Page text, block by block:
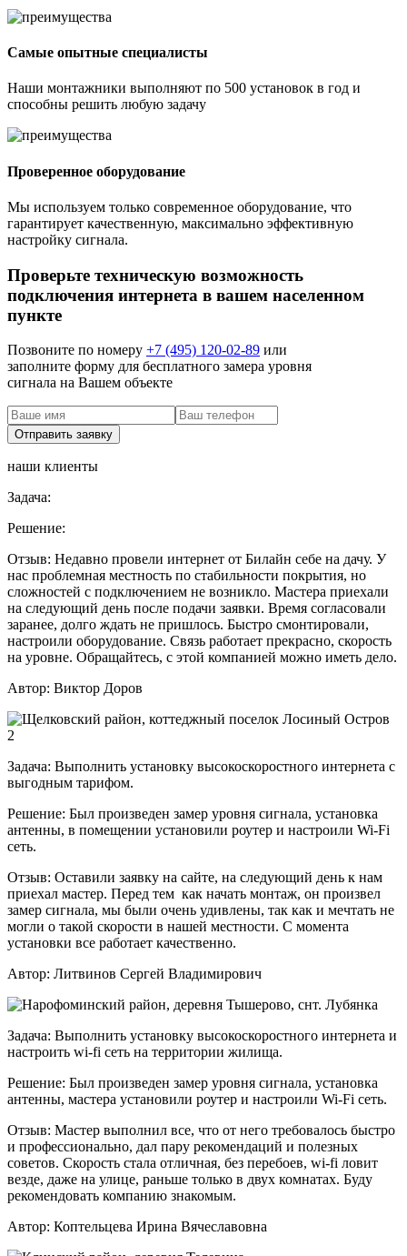
Самые опытные специалисты
Наши монтажники выполняют по 500 установок в год и
способны решить любую задачу
Проверенное оборудование
Мы используем только современное оборудование, что
гарантирует качественную, максимально эффективную
настройку сигнала.
Проверьте техническую возможность
подключения интернета в вашем населенном
пункте
Позвоните по номеру +7 (495) 120-02-89 или
заполните форму для бесплатного замера уровня
сигнала на Вашем объекте
наши клиенты
Задача:
Решение:
Отзыв: Недавно провели интернет от Билайн себе на дачу. У
нас проблемная местность по стабильности покрытия, но
сложностей с подключением не возникло. Мастера приехали
на следующий день после подачи заявки. Время согласовали
заранее, долго ждать не пришлось. Быстро смонтировали,
настроили оборудование. Связь работает прекрасно, скорость
на уровне. Обращайтесь, с этой компанией можно иметь дело.
Автор: Виктор Доров
Задача: Выполнить установку высокоскоростного интернета с
выгодным тарифом.
Решение: Был произведен замер уровня сигнала, установка
антенны, в помещении установили роутер и настроили Wi-Fi
сеть.
Отзыв: Оставили заявку на сайте, на следующий день к нам
приехал мастер. Перед тем как начать монтаж, он произвел
замер сигнала, мы были очень удивлены, так как и мечтать не
могли о такой скорости в нашей местности. С момента
установки все работает качественно.
Автор: Литвинов Сергей Владимирович
Задача: Выполнить установку высокоскоростного интернета и
настроить wi-fi сеть на территории жилища.
Решение: Был произведен замер уровня сигнала, установка
антенны, мастера установили роутер и настроили Wi-Fi сеть.
Отзыв: Мастер выполнил все, что от него требовалось быстро
и профессионально, дал пару рекомендаций и полезных
советов. Скорость стала отличная, без перебоев, wi-fi ловит
везде, даже на улице, раньше только в двух комнатах. Буду
рекомендовать компанию знакомым.
Автор: Коптельцева Ирина Вячеславовна